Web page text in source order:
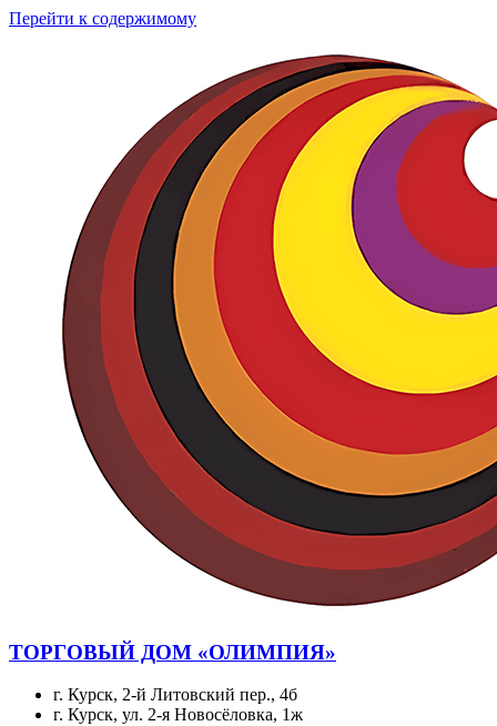
Перейти к содержимому
ТОРГОВЫЙ ДОМ «ОЛИМПИЯ»
г. Курск, 2-й Литовский пер., 4б
г. Курск, ул. 2-я Новосёловка, 1ж